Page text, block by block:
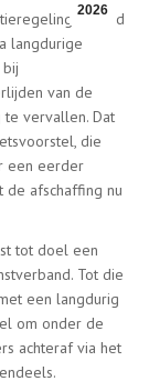
2026rond
langdurige
van de
vervallen. Dat
die
een eerder
afschaffing nu
tot doel een
Tot die
een langdurig
om onder de
achteraf via het